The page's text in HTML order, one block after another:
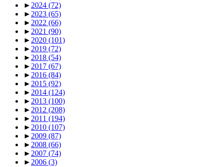
►2024 (72)
►2023 (65)
►2022 (66)
►2021 (90)
►2020 (101)
►2019 (72)
►2018 (54)
►2017 (67)
►2016 (84)
►2015 (92)
►2014 (124)
►2013 (100)
►2012 (208)
►2011 (194)
►2010 (107)
►2009 (87)
►2008 (66)
►2007 (74)
►2006 (3)